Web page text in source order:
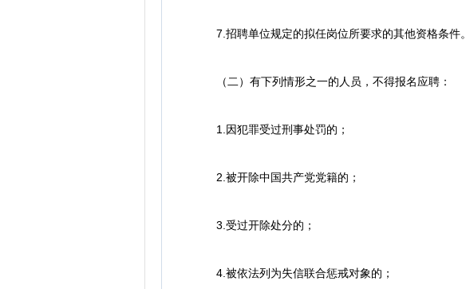
7.招聘单位规定的拟任岗位所要求的其他资格条件。
（二）有下列情形之一的人员，不得报名应聘：
1.因犯罪受过刑事处罚的；
2.被开除中国共产党党籍的；
3.受过开除处分的；
4.被依法列为失信联合惩戒对象的；